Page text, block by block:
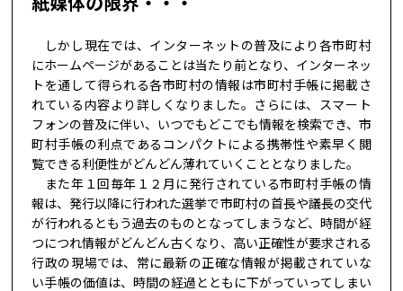
しかし現在では、インターネットの普及により各市町村
にホームページがあることは当たり前となり、インターネッ
トを通して得られる各市町村の情報は市町村手帳に掲載さ
れている内容より詳しくなりました。さらには、スマート
フォンの普及に伴い、いつでもどこでも情報を検索でき、市
町村手帳の利点であるコンパクトによる携帯性や素早く閲
覧できる利便性がどんどん薄れていくこととなりました。
また年１回毎年１２月に発行されている市町村手帳の情
報は、発行以降に行われた選挙で市町村の首長や議長の交代
が行われるともう過去のものとなってしまうなど、時間が経
つにつれ情報がどんどん古くなり、高い正確性が要求される
行政の現場では、常に最新の正確な情報が掲載されていな
い手帳の価値は、時間の経過とともに下がっていってしまい